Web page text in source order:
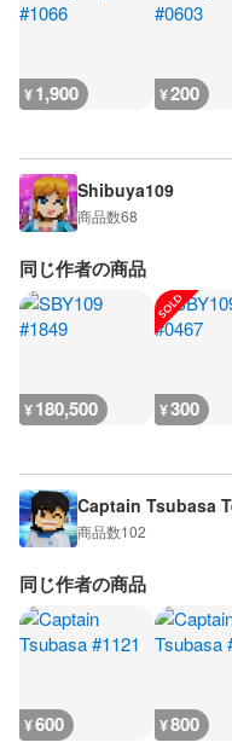
¥1,900 ¥200
Shibuya109
商品数68
同じ作者の商品
¥180,500 ¥300
Captain Tsubasa
商品数102
同じ作者の商品
¥600 ¥800